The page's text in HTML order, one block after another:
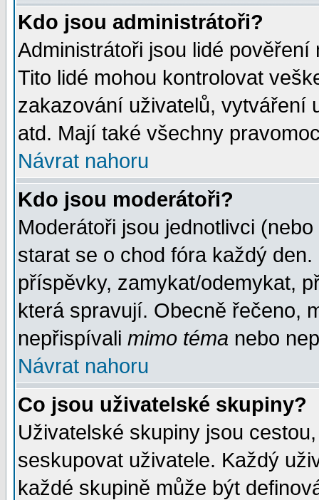
Kdo jsou administrátoři?
Administrátoři jsou lidé
Tito lidé mohou kontrolovat
zakazování uživatelů, vytváření
atd. Mají také všechny
Návrat nahoru
Kdo jsou moderátoři?
Moderátoři jsou jednotlivci
starat se o chod fóra každý
příspěvky, zamykat/odemykat,
která spravují. Obecně řečeno,
nepřispívali mimo téma nebo
Návrat nahoru
Co jsou uživatelské skupiny?
Uživatelské skupiny jsou
seskupovat uživatele. Každý
každé skupině může být